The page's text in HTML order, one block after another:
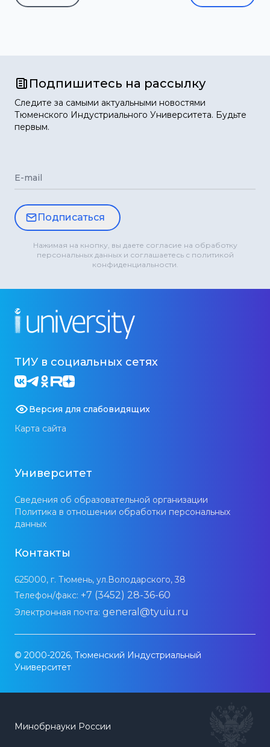
Подпишитесь на рассылку
Следите за самыми актуальными новостями
Тюменского Индустриального Университета. Будьте
первым.
E-mail
Подписаться
Нажимая на кнопку, вы даете согласие на обработку
персональных данных и соглашаетесь с политикой
конфиденциальности.
ТИУ в социальных сетях
Версия для слабовидящих
Карта сайта
Университет
Сведения об образовательной организации
Политика в отношении обработки персональных
данных
Контакты
625000, г. Тюмень, ул.Володарского, 38
Телефон/факс: +7 (3452) 28-36-60
Электронная почта: general@tyuiu.ru
© 2000-2026, Тюменский Индустриальный
Университет
Минобрнауки России